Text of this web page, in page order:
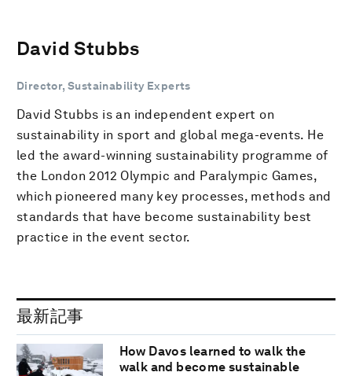
David Stubbs
Director, Sustainability Experts
David Stubbs is an independent expert on
sustainability in sport and global mega-events. He
led the award-winning sustainability programme of
the London 2012 Olympic and Paralympic Games,
which pioneered many key processes, methods and
standards that have become sustainability best
practice in the event sector.
最新記事
How Davos learned to walk the
walk and become sustainable